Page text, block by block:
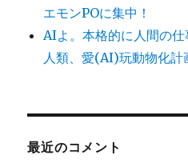
エモンPOに集中！
AIよ。本格的に人間の
人類、愛(AI)玩動物化計
最近のコメント